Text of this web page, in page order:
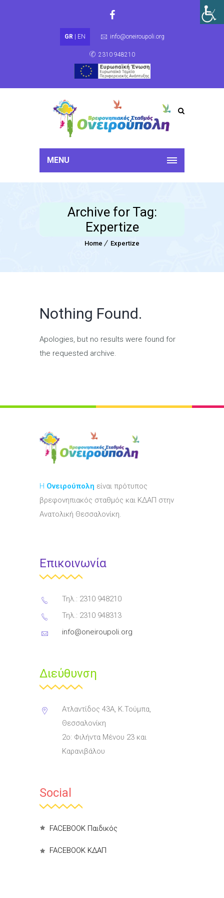
GR EN info@oneiroupoli.org
2310 948210
MENU
Archive for Tag:
Expertize
Home Expertize
Nothing Found.
Apologies, but no results were found for
the requested archive.
Η Ονειρούπολη είναι πρότυπος
βρεφονηπιακός σταθμός και ΚΔΑΠ στην
Ανατολική Θεσσαλονίκη.
Επικοινωνία
Τηλ.: 2310 948210
Τηλ.: 2310 948313
info@oneiroupoli.org
Διεύθυνση
Ατλαντίδος 43Α, Κ.Τούμπα,
Θεσσαλονίκη
2ο: Φιλήντα Μένου 23 και
Καρανιβάλου
Social
FACEBOOK Παιδικός
FACEBOOK ΚΔΑΠ